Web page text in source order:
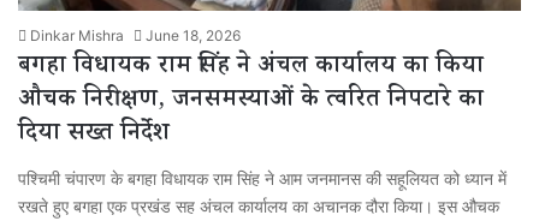
Dinkar Mishra June 18, 2026
बगहा विधायक राम सिंह ने अंचल कार्यालय का किया
औचक निरीक्षण, जनसमस्याओं के त्वरित निपटारे का
दिया सख्त निर्देश
पश्चिमी चंपारण के बगहा विधायक राम सिंह ने आम जनमानस की सहूलियत को ध्यान में
रखते हुए बगहा एक प्रखंड सह अंचल कार्यालय का अचानक दौरा किया। इस औचक